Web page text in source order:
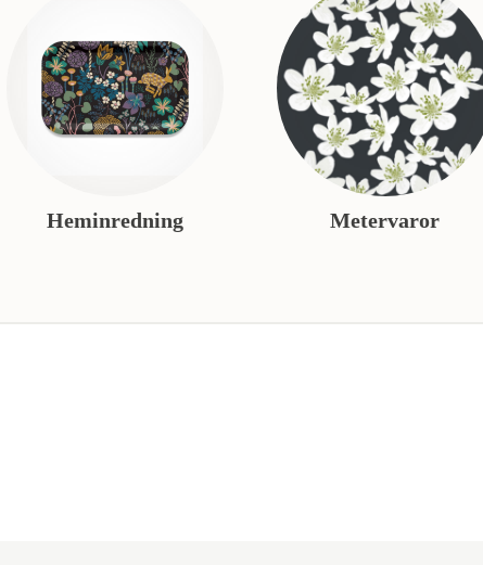
Heminredning Metervaror